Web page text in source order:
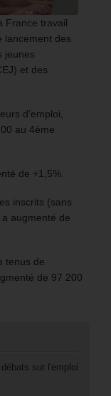
France travail
lancement des
jeunes
et des
d’emploi,
au 4ème
de +1,5%.
inscrits (sans
augmenté de
tenus de
de 97 200
sur l'emploi